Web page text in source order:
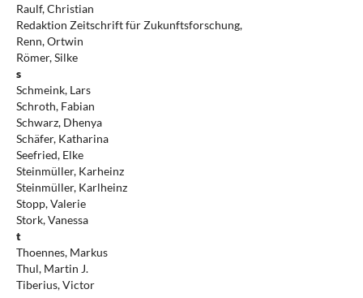
Raulf, Christian
Redaktion Zeitschrift für Zukunftsforschung,
Renn, Ortwin
Römer, Silke
s
Schmeink, Lars
Schroth, Fabian
Schwarz, Dhenya
Schäfer, Katharina
Seefried, Elke
Steinmüller, Karheinz
Steinmüller, Karlheinz
Stopp, Valerie
Stork, Vanessa
t
Thoennes, Markus
Thul, Martin J.
Tiberius, Victor